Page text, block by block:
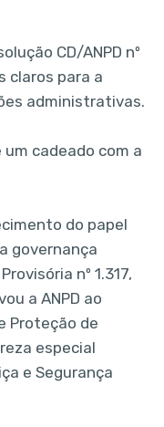
CD/ANPD nº
claros para a
administrativas.
do papel
governança
nº 1.317,
a ANPD ao
Proteção de
especial
e Segurança